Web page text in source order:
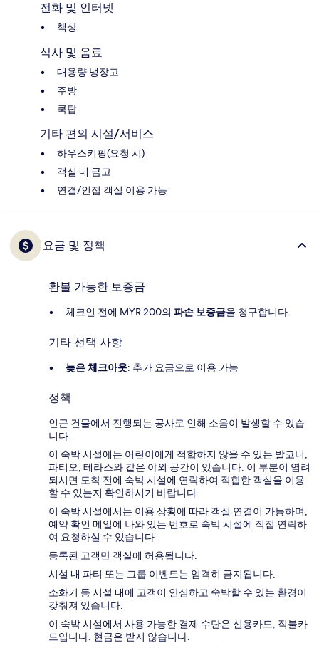
전화 및 인터넷
책상
식사 및 음료
대용량 냉장고
주방
쿡탑
기타 편의 시설/서비스
하우스키핑(요청 시)
객실 내 금고
연결/인접 객실 이용 가능
요금 및 정책
환불 가능한 보증금
체크인 전에 MYR 200의 파손 보증금을 청구합니다.
기타 선택 사항
늦은 체크아웃: 추가 요금으로 이용 가능
정책
인근 건물에서 진행되는 공사로 인해 소음이 발생할 수 있습
니다.
이 숙박 시설에는 어린이에게 적합하지 않을 수 있는 발코니,
파티오, 테라스와 같은 야외 공간이 있습니다. 이 부분이 염려
되시면 도착 전에 숙박 시설에 연락하여 적합한 객실을 이용
할 수 있는지 확인하시기 바랍니다.
이 숙박 시설에서는 이용 상황에 따라 객실 연결이 가능하며,
예약 확인 메일에 나와 있는 번호로 숙박 시설에 직접 연락하
여 요청하실 수 있습니다.
등록된 고객만 객실에 허용됩니다.
시설 내 파티 또는 그룹 이벤트는 엄격히 금지됩니다.
소화기 등 시설 내에 고객이 안심하고 숙박할 수 있는 환경이
갖춰져 있습니다.
이 숙박 시설에서 사용 가능한 결제 수단은 신용카드, 직불카
드입니다. 현금은 받지 않습니다.